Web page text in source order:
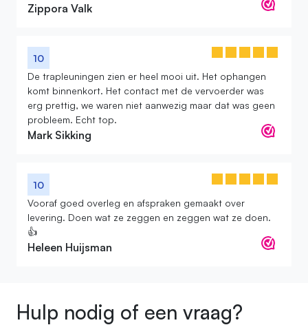
Zippora Valk
10
De trapleuningen zien er heel mooi uit. Het ophangen
komt binnenkort. Het contact met de vervoerder was
erg prettig, we waren niet aanwezig maar dat was geen
probleem. Echt top.
Mark Sikking
10
Vooraf goed overleg en afspraken gemaakt over
levering. Doen wat ze zeggen en zeggen wat ze doen.
👍
Heleen Huijsman
Hulp nodig of een vraag?